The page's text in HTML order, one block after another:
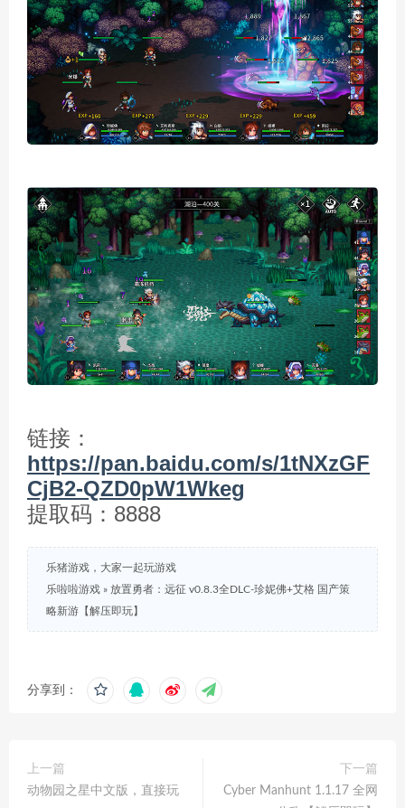
链接：
https://pan.baidu.com/s/1tNXzGF
CjB2-QZD0pW1Wkeg
提取码：8888
乐猪游戏，大家一起玩游戏
乐啦啦游戏 » 放置勇者：远征 v0.8.3全DLC-珍妮佛+艾格 国产策
略新游【解压即玩】
分享到：
上一篇
动物园之星中文版，直接玩
下一篇
Cyber Manhunt 1.1.17 全网